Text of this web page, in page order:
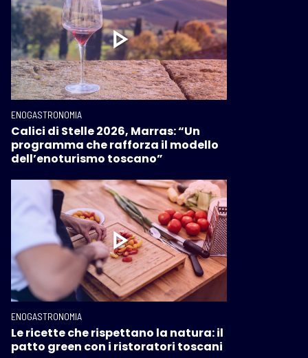
ENOGASTRONOMIA
Calici di Stelle 2026, Marras: “Un
programma che rafforza il modello
dell’enoturismo toscano”
ENOGASTRONOMIA
Le ricette che rispettano la natura: il
patto green con i ristoratori toscani